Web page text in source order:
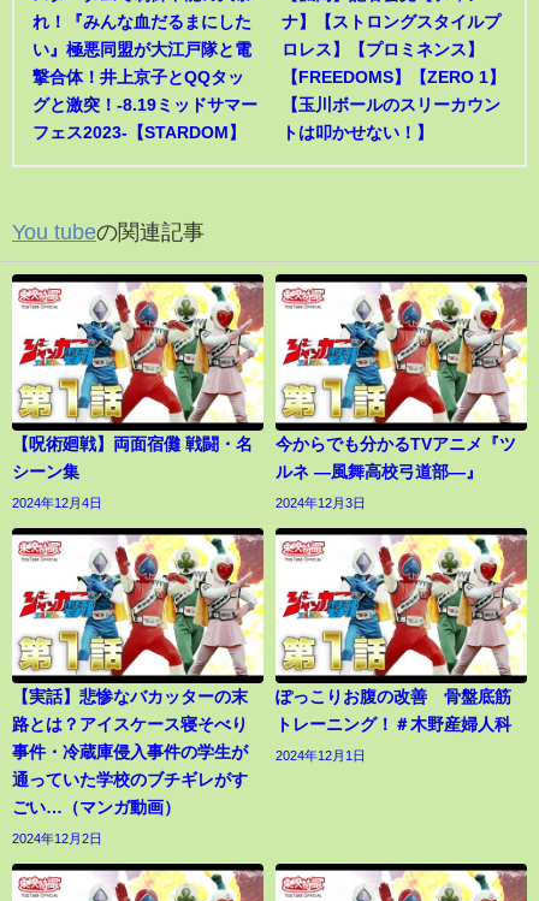
れ！『みんな血だるまにした
い』極悪同盟が大江戸隊と電
撃合体！井上京子とQQタッ
グと激突！-8.19ミッドサマー
フェス2023-【STARDOM】
ナ】【ストロングスタイルプ
ロレス】【プロミネンス】
【FREEDOMS】【ZERO 1】
【玉川ボールのスリーカウン
トは叩かせない！】
You tubeの関連記事
【呪術廻戦】両面宿儺 戦闘・名
シーン集
2024年12月4日
今からでも分かるTVアニメ『ツ
ルネ ―風舞高校弓道部―』
2024年12月3日
【実話】悲惨なバカッターの末
路とは？アイスケース寝そべり
事件・冷蔵庫侵入事件の学生が
通っていた学校のブチギレがす
ごい…（マンガ動画）
2024年12月2日
ぽっこりお腹の改善 骨盤底筋
トレーニング！＃木野産婦人科
2024年12月1日